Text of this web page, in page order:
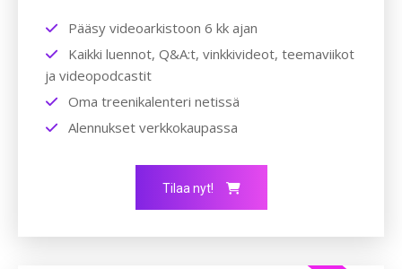
Pääsy videoarkistoon 6 kk ajan
Kaikki luennot, Q&A:t, vinkkivideot, teemaviikot
ja videopodcastit
Oma treenikalenteri netissä
Alennukset verkkokaupassa
Tilaa nyt!